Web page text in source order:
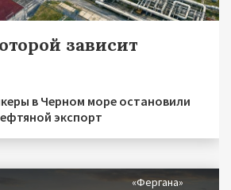
зависит
в Черном море остановили
экспорт
«Фергана»